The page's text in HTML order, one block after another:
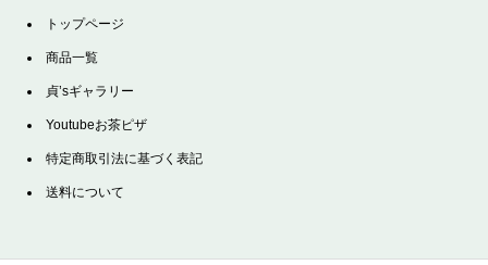
トップページ
商品一覧
貞’sギャラリー
Youtubeお茶ピザ
特定商取引法に基づく表記
送料について